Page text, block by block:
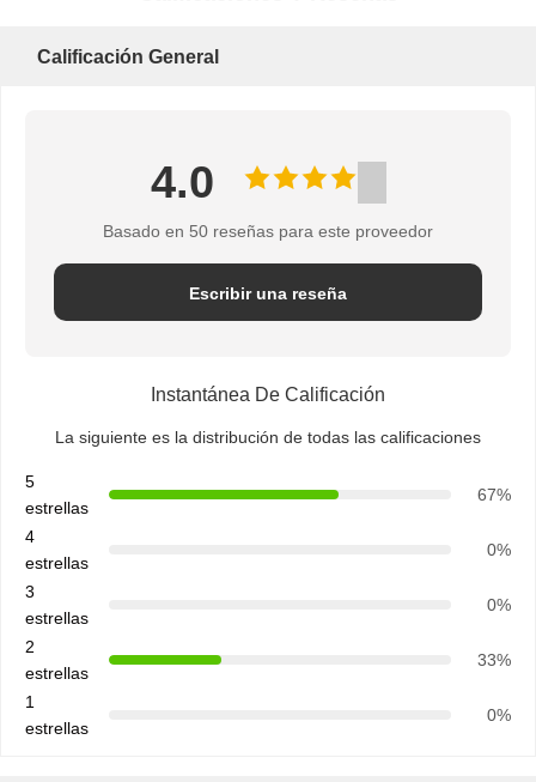
Calificación General
4.0
Basado en 50 reseñas para este proveedor
Escribir una reseña
Instantánea De Calificación
La siguiente es la distribución de todas las calificaciones
5
estrellas
67%
4
estrellas
0%
3
estrellas
0%
2
estrellas
33%
1
estrellas
0%